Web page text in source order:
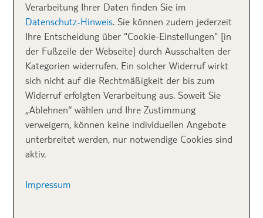
Packliste Checkliste
Diese App hebt sich von den anderen dadurch ab,
dass verschiedene Personen hinterlegt werden
können, was vor allem für Familien sehr praktisch ist.
Zudem bietet sie eine Erinnerungsfunktion für
wichtige Aufgaben vor der Reise, zum Beispiel
Reisepass beantragen, Visum besorgen, Geld
tauschen, Reiseadapter besorgen.
myTUI App
Auch in der myTUI App findest du eine Checkliste
deine Packliste. Hier geht es direkt zur
Verarbeitung Ihrer Daten finden Sie im
Datenschutz-Hinweis. Sie können zudem jederzeit
Ihre Entscheidung über "Cookie-Einstellungen" [in
der Fußzeile der Webseite] durch Ausschalten der
Kategorien widerrufen. Ein solcher Widerruf wirkt
sich nicht auf die Rechtmäßigkeit der bis zum
Widerruf erfolgten Verarbeitung aus. Soweit Sie
„Ablehnen“ wählen und Ihre Zustimmung
verweigern, können keine individuellen Angebote
unterbreitet werden, nur notwendige Cookies sind
aktiv.
Impressum